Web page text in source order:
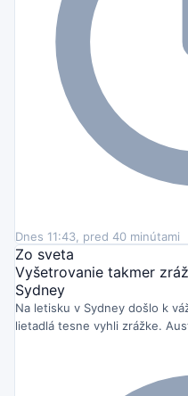
Dnes 11:43, pred 40 minútami
Zo sveta
Vyšetrovanie takmer
Sydney
Na letisku v Sydney došlo k
lietadlá tesne vyhli zrážke.